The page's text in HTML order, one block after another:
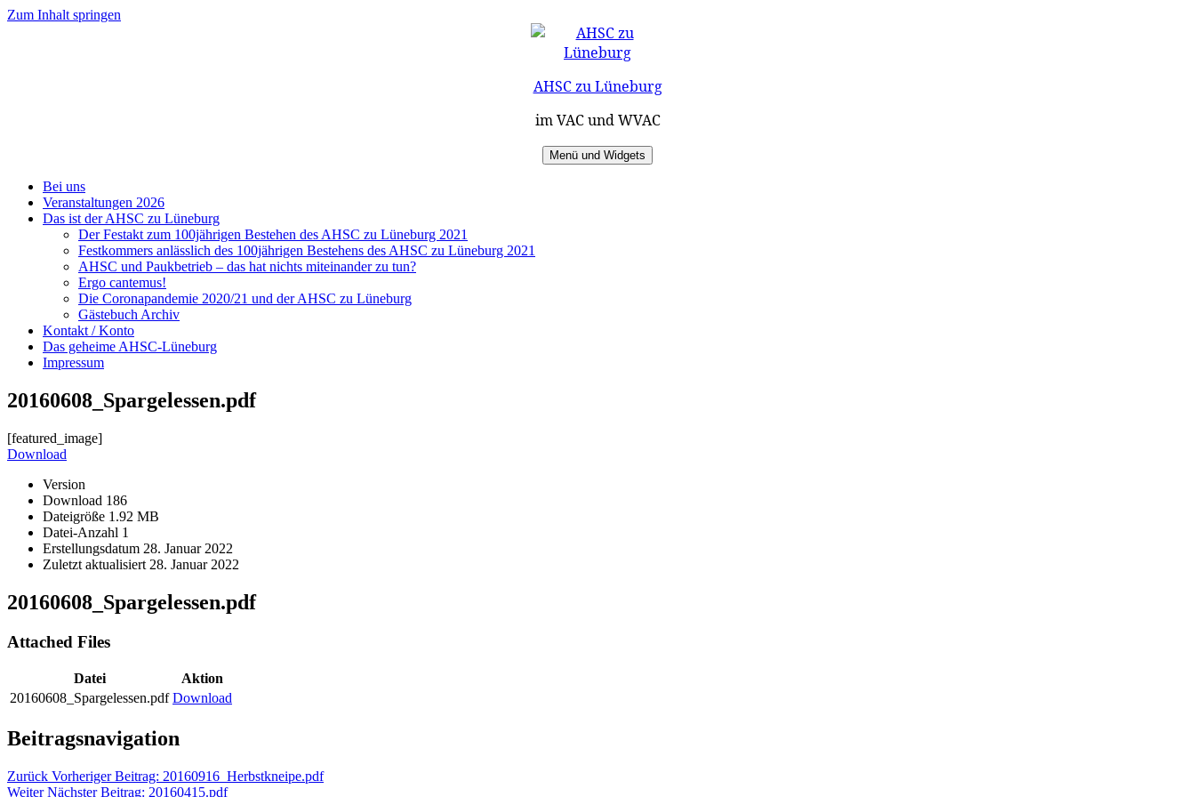
Zum Inhalt springen
AHSC zu Lüneburg
im VAC und WVAC
Menü und Widgets
Bei uns
Veranstaltungen 2026
Das ist der AHSC zu Lüneburg
Der Festakt zum 100jährigen Bestehen des AHSC zu Lüneburg 2021
Festkommers anlässlich des 100jährigen Bestehens des AHSC zu Lüneburg 2021
AHSC und Paukbetrieb – das hat nichts miteinander zu tun?
Ergo cantemus!
Die Coronapandemie 2020/21 und der AHSC zu Lüneburg
Gästebuch Archiv
Kontakt / Konto
Das geheime AHSC-Lüneburg
Impressum
20160608_Spargelessen.pdf
[featured_image]
Download
Version
Download 186
Dateigröße 1.92 MB
Datei-Anzahl 1
Erstellungsdatum 28. Januar 2022
Zuletzt aktualisiert 28. Januar 2022
20160608_Spargelessen.pdf
Attached Files
Datei
Aktion
20160608_Spargelessen.pdf Download
Beitragsnavigation
Zurück Vorheriger Beitrag: 20160916_Herbstkneipe.pdf
Weiter Nächster Beitrag: 20160415.pdf